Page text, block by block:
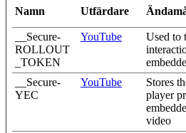
Namn Utfärdare
__Secure-
ROLLOUT
_TOKEN
YouTube
Used to
__Secure-
YEC
YouTube
Stores
player
video